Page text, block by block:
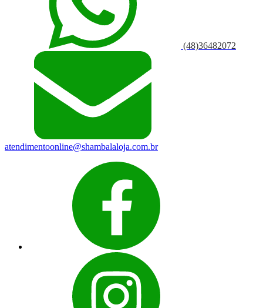
(48)36482072
atendimentoonline@shambalaloja.com.br